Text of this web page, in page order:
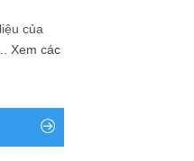
của
Xem các